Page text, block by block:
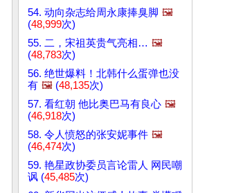
54. 动向杂志给周永康捧臭脚 🖼️
(48,999次)
55. 二，宋祖英贵气亮相… 🖼️
(48,783次)
56. 绝世爆料！北韩什么蛋弹也没
有 🖼️ (48,135次)
57. 看红朝 他比奥巴马有良心 🖼️
(46,918次)
58. 令人愤怒的张安妮事件 🖼️
(46,474次)
59. 艳星政协委员言论雷人 网民嘲
讽 (45,485次)